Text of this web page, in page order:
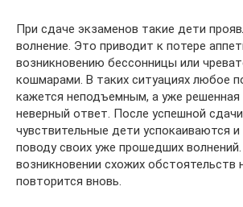
При сдаче экзаменов такие дети
волнение. Это приводит к потере
возникновению бессонницы или
кошмарами. В таких ситуациях любое
кажется неподъемным, а уже
неверный ответ. После успешной
чувствительные дети успокаиваются
поводу своих уже прошедших
возникновении схожих обстоятельств
повторится вновь.